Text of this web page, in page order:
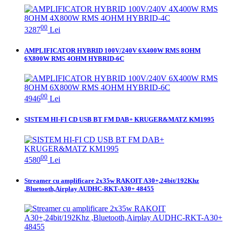
328700 Lei
AMPLIFICATOR HYBRID 100V/240V 6X400W RMS 8OHM
6X800W RMS 4OHM HYBRID-6C
494600 Lei
SISTEM HI-FI CD USB BT FM DAB+ KRUGER&MATZ KM1995
458000 Lei
Streamer cu amplificare 2x35w RAKOIT A30+,24bit/192Khz
,Bluetooth,Airplay AUDHC-RKT-A30+ 48455